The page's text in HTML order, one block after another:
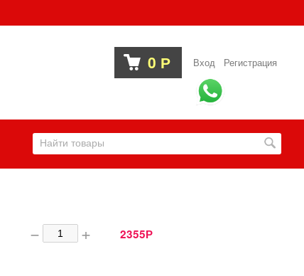
Вход Регистрация
0 Р
− + 2355Р